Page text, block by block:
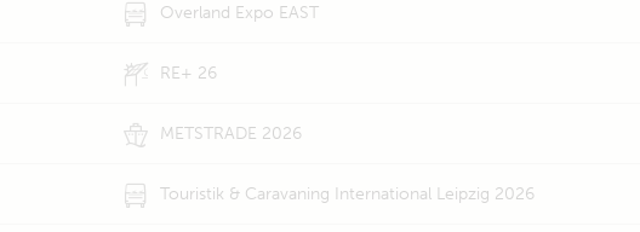
Overland Expo EAST
RE+ 26
METSTRADE 2026
Touristik & Caravaning International Leipzig 2026